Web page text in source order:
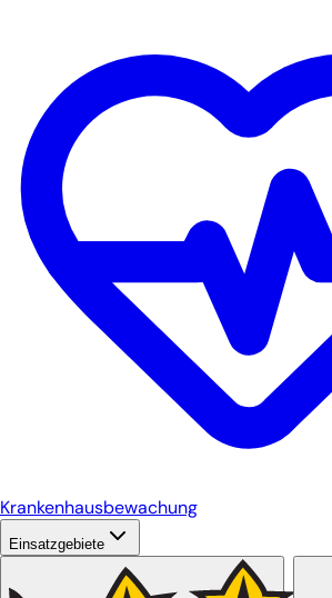
Krankenhausbewachung
Einsatzgebiete